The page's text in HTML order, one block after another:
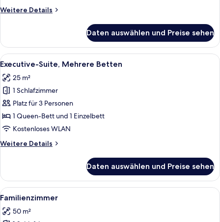
anzeigen
Weitere Details
Weitere
Zimmer,
Queen-
Daten auswählen und Preise sehen
Alle
Fotos
für
Executive-
Suite,
Mehrere
Betten
Ein Hotelzimmer mit zwei Betten,
4
Executive-Suite, Mehrere Betten
25 m²
1 Schlafzimmer
Platz für 3 Personen
1 Queen-Bett und 1 Einzelbett
Kostenloses WLAN
Weitere Details
Weitere
Suite,
Mehrere
Betten
Daten auswählen und Preise sehen
Alle
Fotos
für
Ein Hotelzimmer mit Bett, Fernseher,
4
Familienzimmer
50 m²